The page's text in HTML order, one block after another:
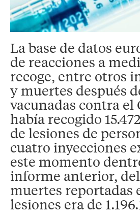
La base de datos
de reacciones a
recoge, entre otros
y muertes después
vacunadas contra el
había recogido
de lesiones de
cuatro inyecciones
este momento
informe anterior,
muertes reportadas
lesiones era de